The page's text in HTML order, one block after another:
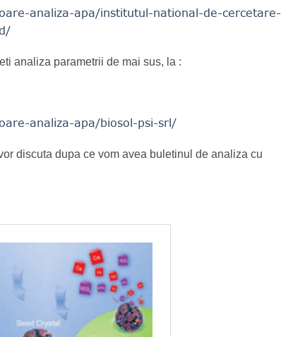
analiza-apa/institutul-national-de-cercetare-
analiza parametrii de mai sus, la :
analiza-apa/biosol-psi-srl/
discuta dupa ce vom avea buletinul de analiza cu